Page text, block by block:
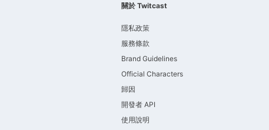
關於 Twitcast
隱私政策
服務條款
Brand Guidelines
Official Characters
歸因
開發者 API
使用說明